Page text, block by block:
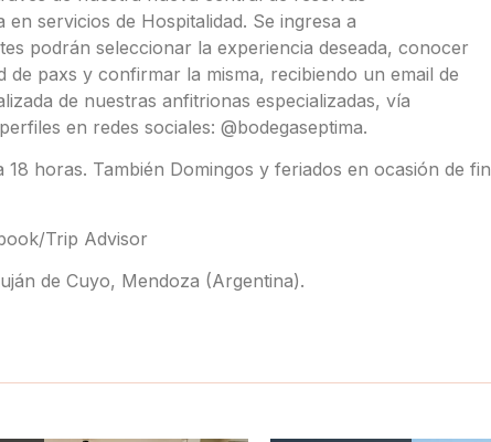
servicios de Hospitalidad. Se ingresa a
podrán seleccionar la experiencia deseada, conocer
paxs y confirmar la misma, recibiendo un email de
de nuestras anfitrionas especializadas, vía
en redes sociales: @bodegaseptima.
horas. También Domingos y feriados en ocasión de fin
Trip Advisor
de Cuyo, Mendoza (Argentina).